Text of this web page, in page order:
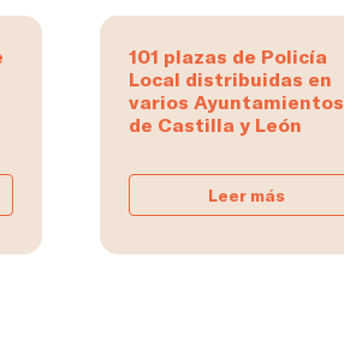
101 plazas de Policía
Local distribuidas en
varios Ayuntamientos
de Castilla y León
Leer más